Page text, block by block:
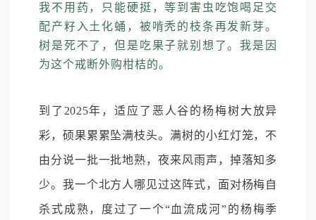
我不用药，只能硬挺，等到害虫吃饱喝足交
配产籽入土化蛹，被啃秃的枝条再发新芽。
树是死不了，但是吃果子就别想了。我是因
为这个戒断外购柑桔的。
到了2025年，适应了恶人谷的杨梅树大放异
彩，硕果累累坠满枝头。满树的小红灯笼，不
由分说一批一批地熟，夜来风雨声，掉落知多
少。我一个北方人哪见过这阵式，面对杨梅自
杀式成熟，度过了一个“血流成河”的杨梅季